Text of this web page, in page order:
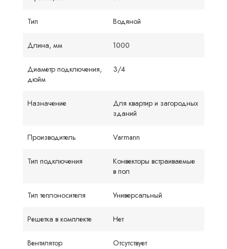
Тип Водяной
Длина, мм 1000
Диаметр подключения,
дюйм
3/4
Назначение
Для квартир и загородных
зданий
Производитель Varmann
Тип подключения
Конвекторы встраиваемые
в пол
Тип теплоносителя Универсальный
Решетка в комплекте Нет
Вентилятор Отсутствует